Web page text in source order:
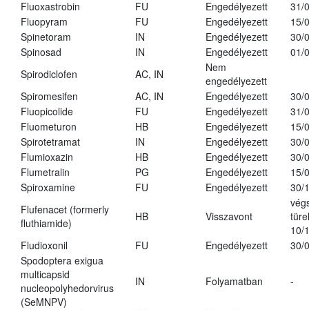
Fluoxastrobin
FU Engedélyezett
31/
Fluopyram
FU Engedélyezett
15/
Spinetoram
IN Engedélyezett
30/
Spinosad
IN Engedélyezett
01/
Spirodiclofen
AC, IN
Nem
engedélyezett
Spiromesifen
AC, IN Engedélyezett
30/
Fluopicolide
FU Engedélyezett
31/
Fluometuron
HB Engedélyezett
15/
Spirotetramat
IN Engedélyezett
30/
Flumioxazin
HB Engedélyezett
30/
Flumetralin
PG Engedélyezett
15/
Spiroxamine
FU Engedélyezett
30/
Flufenacet (formerly
fluthiamide)
HB Visszavont
10/
Fludioxonil
FU Engedélyezett
30/
Spodoptera exigua
multicapsid
nucleopolyhedorvirus
(SeMNPV)
IN Folyamatban -